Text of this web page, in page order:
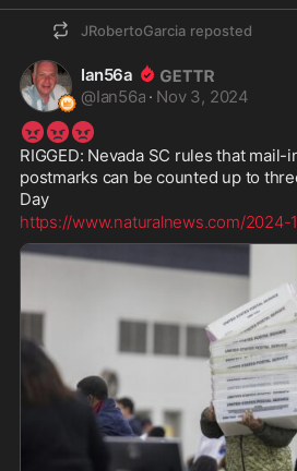
JRobertoGarcia reposted
Ian56a
@Ian56a · Nov 3, 2024
😡😡😡
RIGGED: Nevada SC rules that
postmarks can be counted up to
Day
https://www.naturalnews.com/2024-